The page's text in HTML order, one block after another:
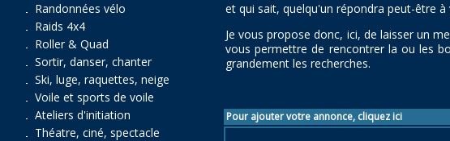
Randonnées vélo
Raids 4x4
Roller & Quad
Sortir, danser, chanter
Ski, luge, raquettes, neige
Voile et sports de voile
Ateliers d'initiation
Théatre, ciné, spectacle
et qui sait, quelqu'un répondra peut-être à
Je vous propose donc, ici, de laisser un
vous permettre de rencontrer la ou les
grandement les recherches.
Pour ajouter votre annonce, cliquez ici